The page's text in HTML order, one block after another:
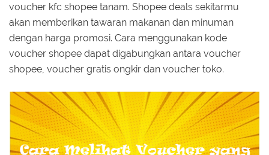
voucher kfc shopee tanam. Shopee deals sekitarmu
akan memberikan tawaran makanan dan minuman
dengan harga promosi. Cara menggunakan kode
voucher shopee dapat digabungkan antara voucher
shopee, voucher gratis ongkir dan voucher toko.